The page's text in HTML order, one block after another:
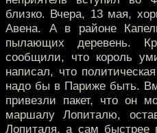
близко. Вчера, 13 мая,
Авена. А в районе
пылающих деревень.
сообщили, что король
написал, что
надо бы в Париже быть.
привезли пакет, что он
маршалу Лопиталю,
Лопиталя, а сам быстрее